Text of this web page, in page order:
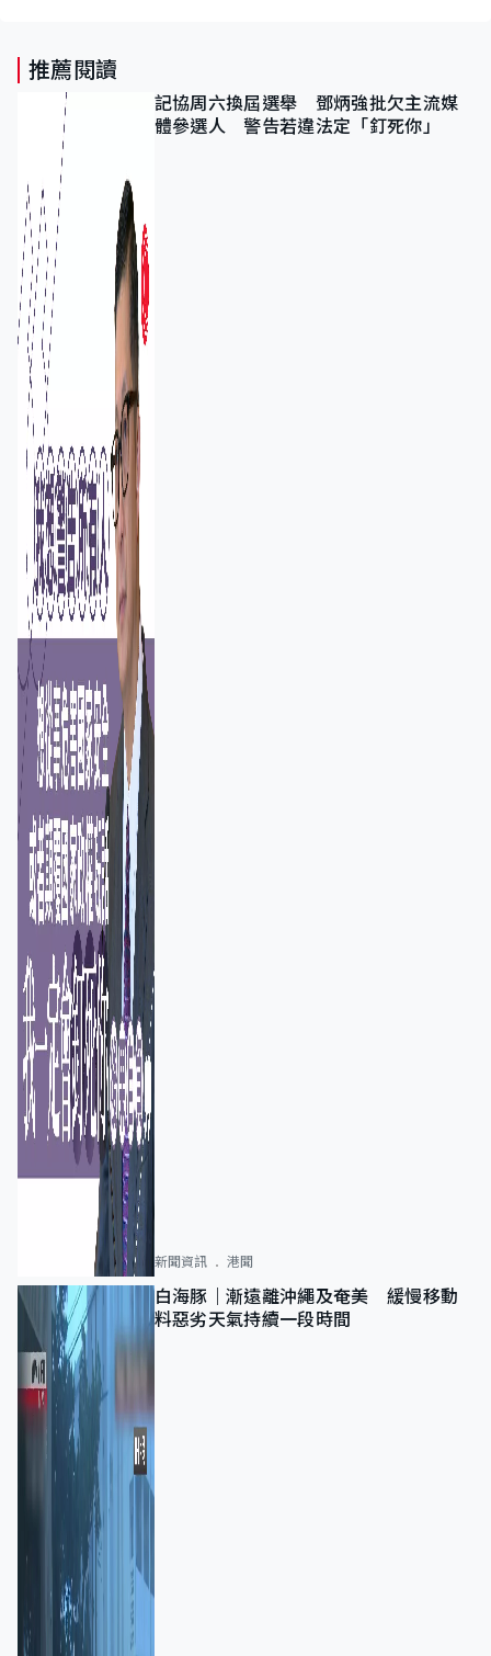
推薦閱讀
記協周六換屆選舉 鄧炳強批欠主流媒
體參選人 警告若違法定「釘死你」
新聞資訊 港聞
白海豚｜漸遠離沖繩及奄美 緩慢移動
料惡劣天氣持續一段時間